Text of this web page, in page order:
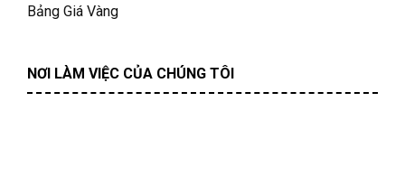
Bảng Giá Vàng
NƠI LÀM VIỆC CỦA CHÚNG TÔI